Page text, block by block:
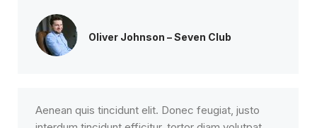
Oliver Johnson – Seven Club
Aenean quis tincidunt elit. Donec feugiat, justo